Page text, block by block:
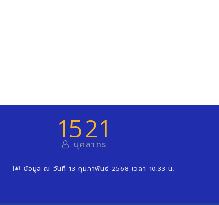
1521
บุคลากร
ข้อมูล ณ วันที่ 13 กุมภาพันธ์ 2568 เวลา 10.33 น.